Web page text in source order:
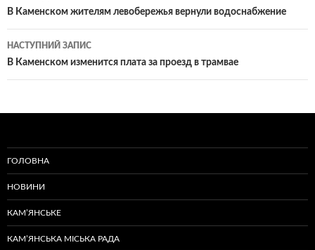
по
записам
В Каменском жителям левобережья вернули водоснабжение
НАСТУПНИЙ ЗАПИС
В Каменском изменится плата за проезд в трамвае
ГОЛОВНА
НОВИНИ
КАМ’ЯНСЬКЕ
КАМ’ЯНСЬКА МІСЬКА РАДА